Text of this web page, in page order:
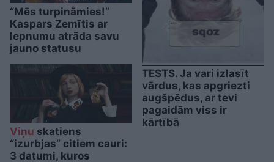
“Mēs turpināmies!”
Kaspars Zemītis ar
lepnumu atrāda savu
jauno statusu
Viņu skatiens
“izurbjas” citiem cauri:
3 datumi, kuros
TESTS. Ja vari izlasīt
vārdus, kas apgriezti
augšpēdus, ar tevi
pagaidām viss ir
kārtībā